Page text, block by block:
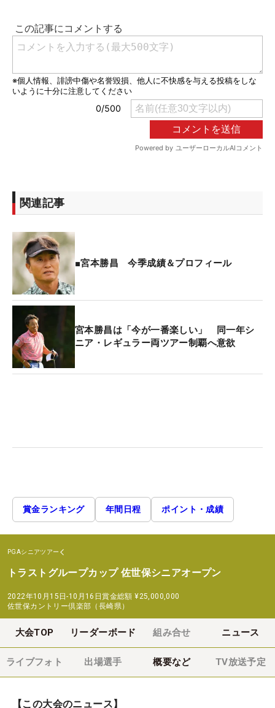
関連記事
■宮本勝昌 今季成績＆プロフィール
宮本勝昌は「今が一番楽しい」 同一年シ
ニア・レギュラー両ツアー制覇へ意欲
賞金ランキング 年間日程 ポイント・成績
PGAシニアツアー
トラストグループカップ 佐世保シニアオープン
2022年10月15日-10月16日賞金総額 ¥25,000,000
佐世保カントリー倶楽部（長崎県）
大会TOP リーダーボード 組み合せ ニュース
ライブフォト 出場選手 概要など TV放送予定
【この大会のニュース】